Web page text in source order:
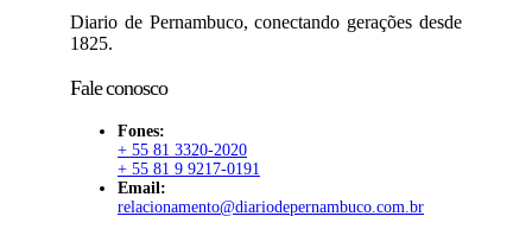
Diario de Pernambuco, conectando gerações desde
1825.
Fale conosco
Fones:
+ 55 81 3320-2020
+ 55 81 9 9217-0191
Email:
relacionamento@diariodepernambuco.com.br